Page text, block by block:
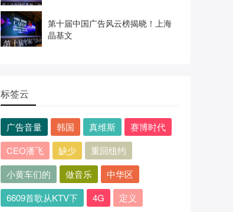
第十届中国广告风云榜揭晓！上海
晶基文
标签云
广告音量 韩国 真维斯
赛博时代
CEO潘飞
缺少
重回纽约
小黄车们的
做音乐
中华区
6609首歌从KTV下
4G
定义